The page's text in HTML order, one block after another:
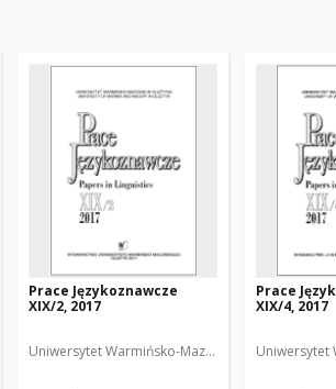
Biolik, Maria. Redaktor
Prace Językoznawcze
XIX/2, 2017
Uniwersytet Warmińsko-Mazurski Biolik, Maria.
Prace
XIX/4, 2017
Uniwersytet